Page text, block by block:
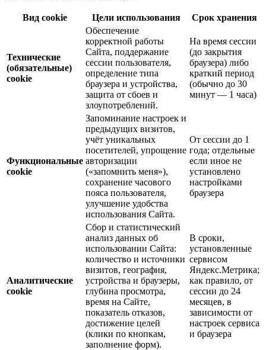
Вид cookie Цели использования Срок хранения
Технические
(обязательные)
cookie
Обеспечение
корректной работы
Сайта, поддержание
сессии пользователя,
определение типа
браузера и устройства,
защита от сбоев и
злоупотреблений.
На время сессии
(до закрытия
браузера) либо
краткий период
(обычно до 30
минут — 1 часа)
Функциональные
cookie
Запоминание настроек и
предыдущих визитов,
учёт уникальных
посетителей, упрощение
авторизации
(«запомнить меня»),
сохранение часового
пояса пользователя,
улучшение удобства
использования Сайта.
От сессии до 1
года; отдельные
если иное не
установлено
настройками
браузера
Аналитические
cookie
Сбор и статистический
анализ данных об
использовании Сайта:
количество и источники
визитов, география,
устройства и браузеры,
глубина просмотра,
время на Сайте,
показатель отказов,
достижение целей
(клики по кнопкам,
заполнение форм).
В сроки,
установленные
сервисом
Яндекс.Метрика;
как правило, от
сессии до 24
месяцев, в
зависимости от
настроек сервиса
и браузера